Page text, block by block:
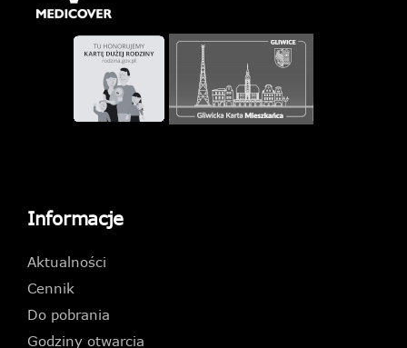
Informacje
Aktualności
Cennik
Do pobrania
Godziny otwarcia